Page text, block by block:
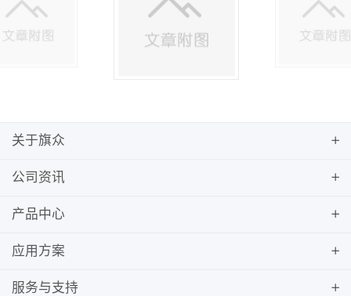
关于旗众
公司资讯
产品中心
应用方案
服务与支持